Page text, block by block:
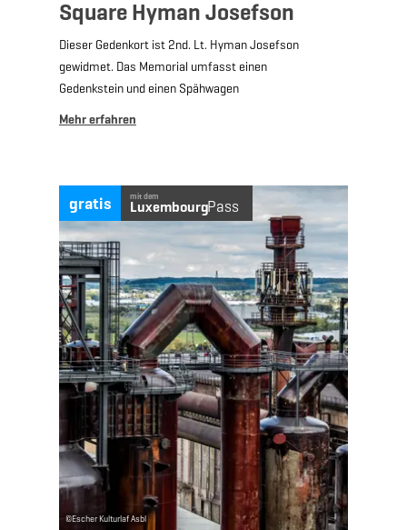
Square Hyman Josefson
Dieser Gedenkort ist 2nd. Lt. Hyman Josefson
gewidmet. Das Memorial umfasst einen
Gedenkstein und einen Spähwagen
Mehr erfahren
©Escher Kulturlaf Asbl
gratis mit dem
LuxembourgPass